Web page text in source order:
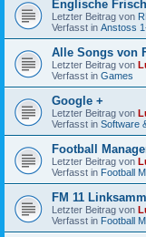
Englische
Letzter Beitrag von
Verfasst in Anstoss
Alle Songs von
Letzter Beitrag von
Verfasst in Games
Google +
Letzter Beitrag von
Verfasst in Software
Football
Letzter Beitrag von
Verfasst in Football
FM 11
Letzter Beitrag von
Verfasst in Football